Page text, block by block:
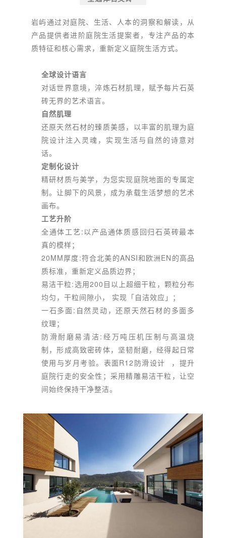
岩屿通过对庭院、生活、人本的洞察和解读，从
产品提供者进阶庭院生活提案者，专注产品的本
质特征和核心需求，重新定义庭院生活方式。
全球设计语言
对话世界意境，淬炼石材肌理，赋予每片石英
砖无界的艺术语言。
自然肌理
还原天然石材的臻质美感，以丰富的肌理为庭
院设计注入灵魂，实现生活与自然的诗意对
话。
定制化设计
精研材质与美学，为您实现庭院地面的专属定
制。让脚下的风景，成为承载生活梦想的艺术
画布。
工艺升阶
全通体工艺:以产品通体质感回归石英砖最本
真的模样；
20MM厚度:符合北美的ANSI和欧洲EN的高品
质标准，重新定义品质边界；
易洁干粒:选用200目以上超细干粒，颗粒分布
均匀，干粒间隙小， 实现「自洁效应」；
一石多面:自然灵动，还原天然石材的多面多
纹理；
防滑耐磨易清洁:经万吨压机压制与高温烧
制，形成高致密砖体，坚韧耐磨，经得起日常
使用与岁月考验。表面R12防滑设计
，提升
庭院行走的安全性；采用精雕易洁干粒，让空
间始终保持干净整洁。